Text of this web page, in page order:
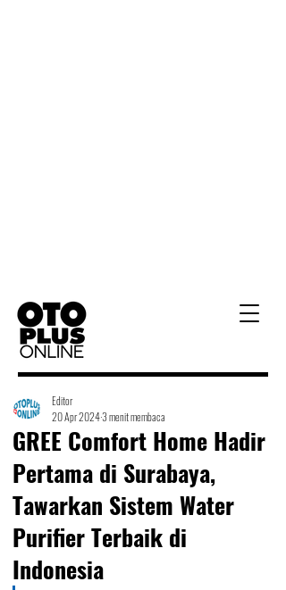
GREE Comfort Home Hadir
Pertama di Surabaya,
Tawarkan Sistem Water
Purifier Terbaik di
Indonesia
Editor
20 Apr 20243 menit membaca